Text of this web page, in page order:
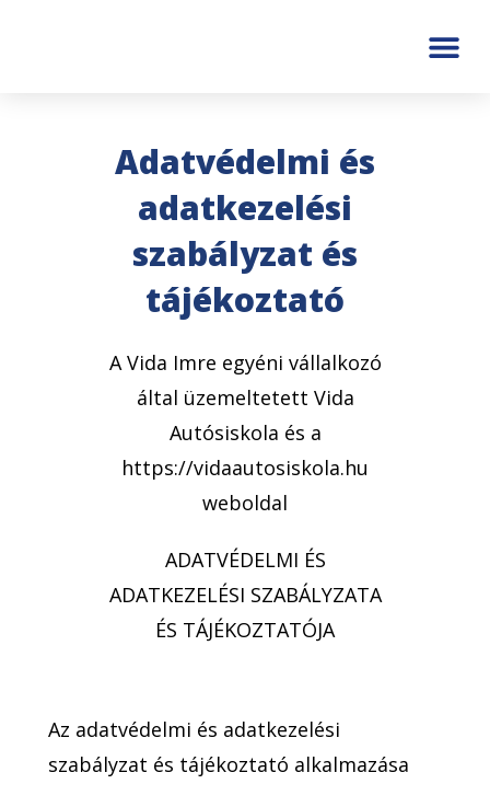
Adatvédelmi és
adatkezelési
szabályzat és
tájékoztató
A Vida Imre egyéni vállalkozó
által üzemeltetett Vida
Autósiskola és a
https://vidaautosiskola.hu
weboldal
ADATVÉDELMI ÉS
ADATKEZELÉSI SZABÁLYZATA
ÉS TÁJÉKOZTATÓJA
Az adatvédelmi és adatkezelési
szabályzat és tájékoztató alkalmazása